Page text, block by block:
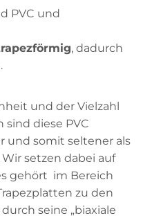
PVC und
, dadurch
und der Vielzahl
sind diese PVC
und somit seltener als
setzen dabei auf
gehört im Bereich
zu den
seine „biaxiale